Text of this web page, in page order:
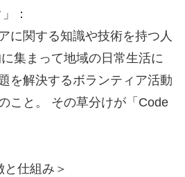
：
関する知識や技術を持つ人
集まって地域の日常生活に
を解決するボランティア活動
こと。 その草分けが「Code
と仕組み＞